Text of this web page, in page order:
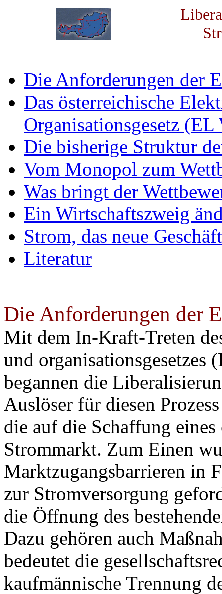
Die Anforderungen der
Das österreichische
Organisationsgesetz (EL
Die bisherige Struktur
Vom Monopol zum
Was bringt der
Ein Wirtschaftszweig
Strom, das neue
Literatur
Die Anforderungen der
Mit dem In-Kraft-Treten
und organisationsgesetzes
begannen die
Auslöser für diesen
die auf die Schaffung
Strommarkt. Zum Einen
Marktzugangsbarrieren in
zur Stromversorgung
die Öffnung des
Dazu gehören auch
bedeutet die
kaufmännische Trennung